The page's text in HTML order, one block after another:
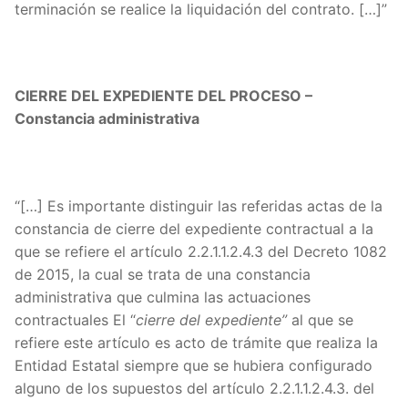
terminación se realice la liquidación del contrato. […]”
CIERRE DEL EXPEDIENTE DEL PROCESO –
Constancia administrativa
“[…] Es importante distinguir las referidas actas de la
constancia de cierre del expediente contractual a la
que se refiere el artículo 2.2.1.1.2.4.3 del Decreto 1082
de 2015, la cual se trata de una constancia
administrativa que culmina las actuaciones
contractuales El “cierre del expediente”al que se
refiere este artículo es acto de trámite que realiza la
Entidad Estatal siempre que se hubiera configurado
alguno de los supuestos del artículo 2.2.1.1.2.4.3. del